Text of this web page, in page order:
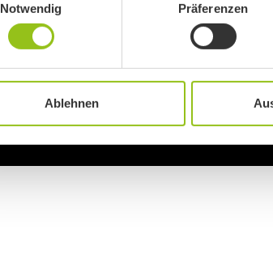
Notwendig
Präferenzen
Ablehnen